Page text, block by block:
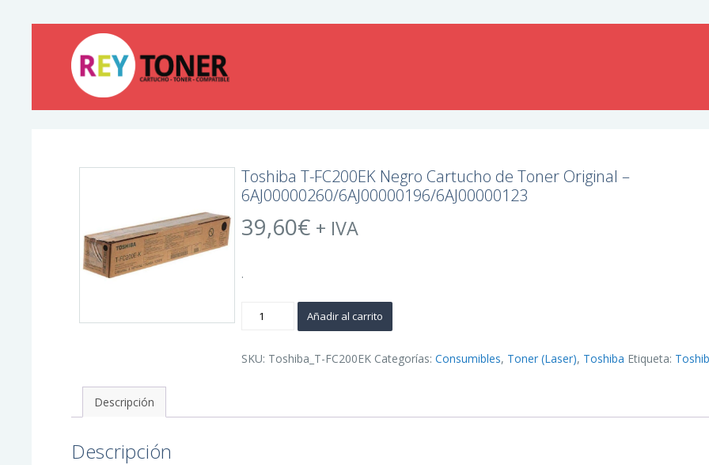
Toshiba T-FC200EK Negro Cartucho de Toner Original –
6AJ00000260/6AJ00000196/6AJ00000123
39,60€ + IVA
.
de
cantidad
Añadir al carrito
SKU: Toshiba_T-FC200EK Categorías:Consumibles, Toner (Laser), Toshiba Etiqueta:
Descripción
Descripción